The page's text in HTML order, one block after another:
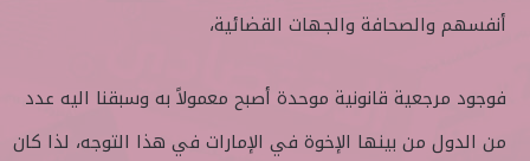
أنفسهم والصحافة والجهات القضائية،
فوجود مرجعية قانونية موحدة أصبح معمولاً به وسبقنا اليه عدد
من الدول من بينها الإخوة في الإمارات في هذا التوجه، لذا كان